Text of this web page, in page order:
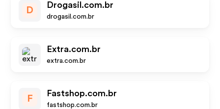
D
Drogasil.com.br
drogasil.com.br
Extra.com.br
extra.com.br
F
Fastshop.com.br
fastshop.com.br